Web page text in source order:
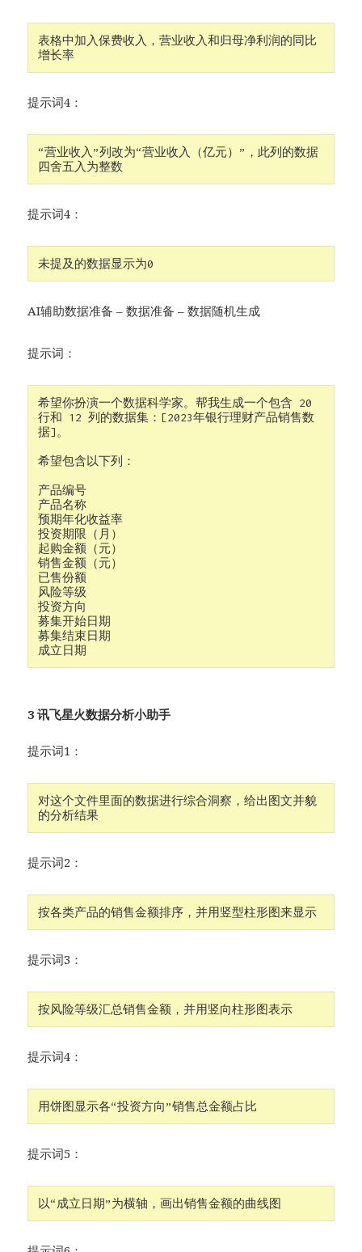
表格中加入保费收入，营业收入和归母净利润的同比
增长率
提示词4：
“营业收入”列改为“营业收入（亿元）”，此列的数据
四舍五入为整数
提示词4：
未提及的数据显示为0
AI辅助数据准备 – 数据准备 – 数据随机生成
提示词：
希望你扮演一个数据科学家。帮我生成一个包含 20
行和 12 列的数据集：[2023年银行理财产品销售数
据]。
希望包含以下列：
产品编号
产品名称
预期年化收益率
投资期限（月）
起购金额（元）
销售金额（元）
已售份额
风险等级
投资方向
募集开始日期
募集结束日期
3 讯飞星火数据分析小助手
提示词1：
对这个文件里面的数据进行综合洞察，给出图文并貌
的分析结果
提示词2：
按各类产品的销售金额排序，并用竖型柱形图来显示
提示词3：
按风险等级汇总销售金额，并用竖向柱形图表示
提示词4：
用饼图显示各“投资方向”销售总金额占比
提示词5：
以“成立日期”为横轴，画出销售金额的曲线图